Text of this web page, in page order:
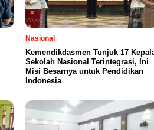
Nasional
Kemendikdasmen Tunjuk 17
Sekolah Nasional Terintegrasi, Ini
Misi Besarnya untuk Pendidikan
Indonesia